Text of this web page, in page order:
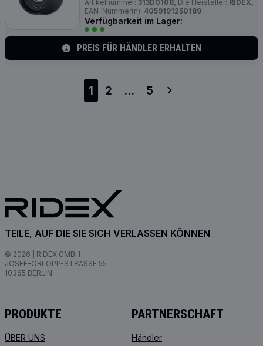
Artikelnummer: 313D0108, Die Hersteller: RIDEX,
EAN-Nummer(n): 4059191250189
Verfügbarkeit im Lager:
PREIS FÜR HÄNDLER ERHALTEN
1 2 ... 5
TEILE, AUF DIE SIE SICH VERLASSEN KÖNNEN
© 2026 | RIDEX GMBH
JOSEF-ORLOPP-STRASSE 55
10365 BERLIN
PRODUKTE
ÜBER UNS
PARTNERSCHAFT
Händler